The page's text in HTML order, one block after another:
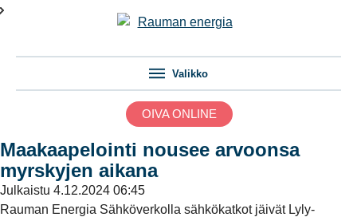
Valikko
OIVA ONLINE
Maakaapelointi nousee arvoonsa
myrskyjen aikana
Julkaistu 4.12.2024 06:45
Rauman Energia Sähköverkolla sähkökatkot jäivät Lyly-